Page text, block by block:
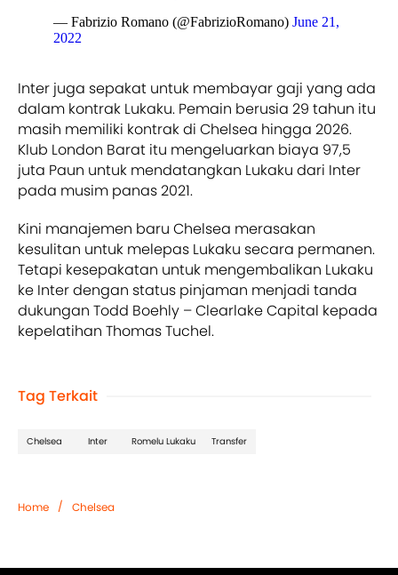
— Fabrizio Romano (@FabrizioRomano) June 21,
2022
Inter juga sepakat untuk membayar gaji yang ada
dalam kontrak Lukaku. Pemain berusia 29 tahun itu
masih memiliki kontrak di Chelsea hingga 2026.
Klub London Barat itu mengeluarkan biaya 97,5
juta Paun untuk mendatangkan Lukaku dari Inter
pada musim panas 2021.
Kini manajemen baru Chelsea merasakan
kesulitan untuk melepas Lukaku secara permanen.
Tetapi kesepakatan untuk mengembalikan Lukaku
ke Inter dengan status pinjaman menjadi tanda
dukungan Todd Boehly – Clearlake Capital kepada
kepelatihan Thomas Tuchel.
Tag Terkait
Chelsea Inter Romelu Lukaku Transfer
Home / Chelsea